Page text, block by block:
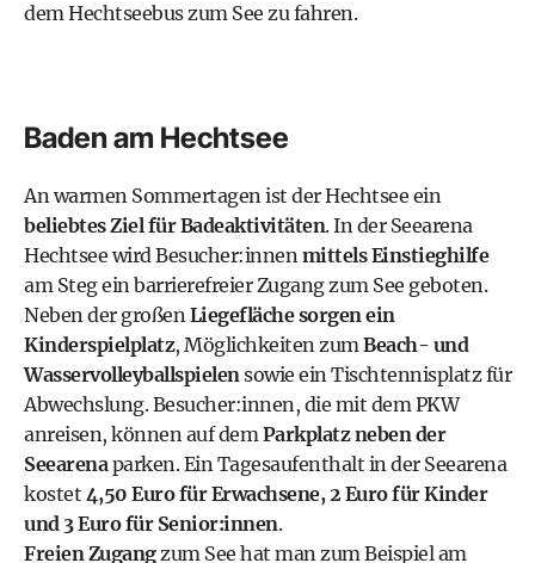
dem Hechtseebus zum See zu fahren.
Baden am Hechtsee
An warmen Sommertagen ist der Hechtsee ein
beliebtes Ziel für Badeaktivitäten. In der Seearena
Hechtsee wird Besucher:innenmittels Einstieghilfe
am Steg ein barrierefreier Zugang zum See geboten.
Neben der großenLiegefläche sorgen ein
Kinderspielplatz, Möglichkeiten zumBeach- und
Wasservolleyballspielensowie ein Tischtennisplatz für
Abwechslung. Besucher:innen, die mit dem PKW
anreisen, können auf demParkplatz neben der
Seearenaparken. Ein Tagesaufenthalt in der Seearena
kostet 4,50 Euro für Erwachsene, 2 Euro für Kinder
und 3 Euro für Senior:innen.
Freien Zugangzum See hat man zum Beispiel am